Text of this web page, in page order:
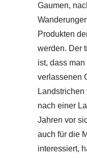
Gaumen,
Produkten
werden. Der
ist, dass
verlassenen
nach einer
Jahren vor
auch für die
interessiert,